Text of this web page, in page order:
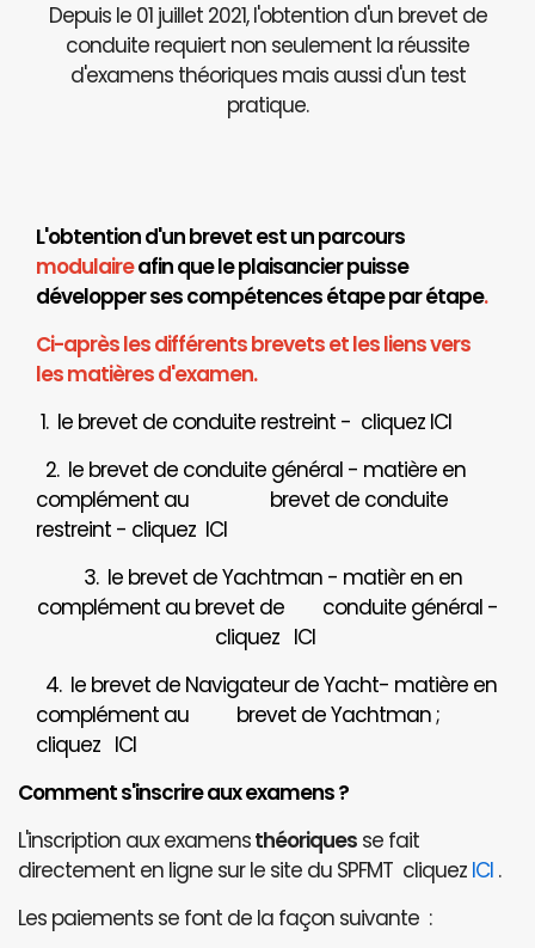
Depuis le 01 juillet 2021, l'obtention d'un brevet de
conduite requiert non seulement la réussite
d'examens théoriques mais aussi d'un test
pratique.
L'obtention d'un brevet est un parcours
modulaireafin que le plaisancier puisse
développer ses compétences étape par étape.
Ci-après les différents brevets et les liens vers
les matières d'examen.
1. le brevet de conduite restreint - cliquez ICI
2. le brevet de conduite général - matière en
complément au brevet de conduite
restreint - cliquez ICI
3. le brevet de Yachtman - matièr en en
complément au brevet de
conduite général -
cliquez ICI
4. le brevet de Navigateur de Yacht- matière en
complément au brevet de Yachtman ;
cliquez ICI
Comment s'inscrire aux examens ?
L'inscription aux examensthéoriques se fait
directement en ligne sur le site du SPFMT cliquez ICI .
Les paiements se font de la façon suivante :